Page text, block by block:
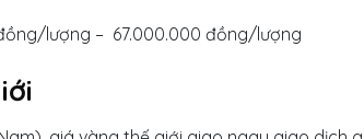
đồng/lượng – 67.000.000 đồng/lượng